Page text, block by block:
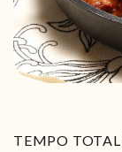
TEMPO TOTAL